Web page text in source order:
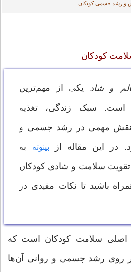
و رشد جسمی کودکان
کودکان
و شاد یکی از مهم‌ترین
است. سبک زندگی، تغذیه
مهمی در رشد جسمی و
در این مقاله از
بیتوته
به
سلامت و شادی کودکان
باشید تا نکات مفیدی در
اصلی سلامت کودکان است که
روی رشد جسمی و روانی آن‌ها